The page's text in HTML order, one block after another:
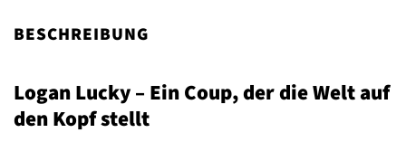
BESCHREIBUNG
Logan Lucky – Ein Coup, der die Welt auf
den Kopf stellt